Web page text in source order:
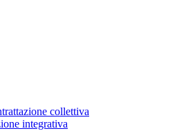
collettiva
integrativa